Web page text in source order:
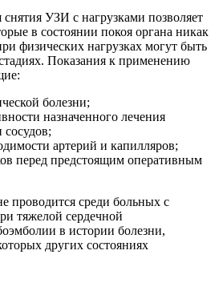
УЗИ с нагрузками позволяет
в состоянии покоя органа никак
физических нагрузках могут быть
Показания к применению
болезни;
назначенного лечения
сосудов;
артерий и капилляров;
перед предстоящим оперативным
проводится среди больных с
тяжелой сердечной
в истории болезни,
других состояниях